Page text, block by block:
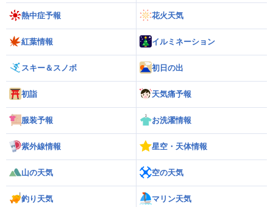
熱中症予報 花火天気
紅葉情報 イルミネーション
スキー＆スノボ 初日の出
初詣 天気痛予報
服装予報 お洗濯情報
紫外線情報 星空・天体情報
山の天気 空の天気
釣り天気 マリン天気